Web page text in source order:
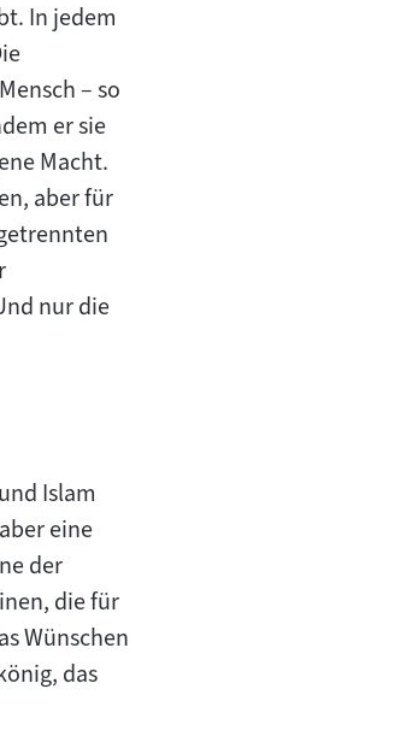
In jedem
– so
er sie
Macht.
aber für
nur die
Islam
eine
der
die für
Wünschen
das